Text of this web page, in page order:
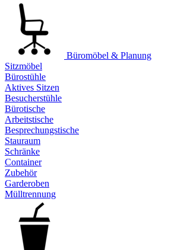
Büromöbel & Planung
Sitzmöbel
Bürostühle
Aktives Sitzen
Besucherstühle
Bürotische
Arbeitstische
Besprechungstische
Stauraum
Schränke
Container
Zubehör
Garderoben
Mülltrennung